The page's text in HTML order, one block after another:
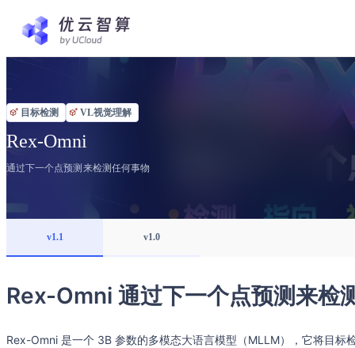
目标检测 VL视觉理解
Rex-Omni
通过下一个点预测来检测任何事物
v1.1 v1.0
Rex-Omni 通过下一个点预测来检
Rex-Omni 是一个 3B 参数的多模态大语言模型（MLLM），它将目标